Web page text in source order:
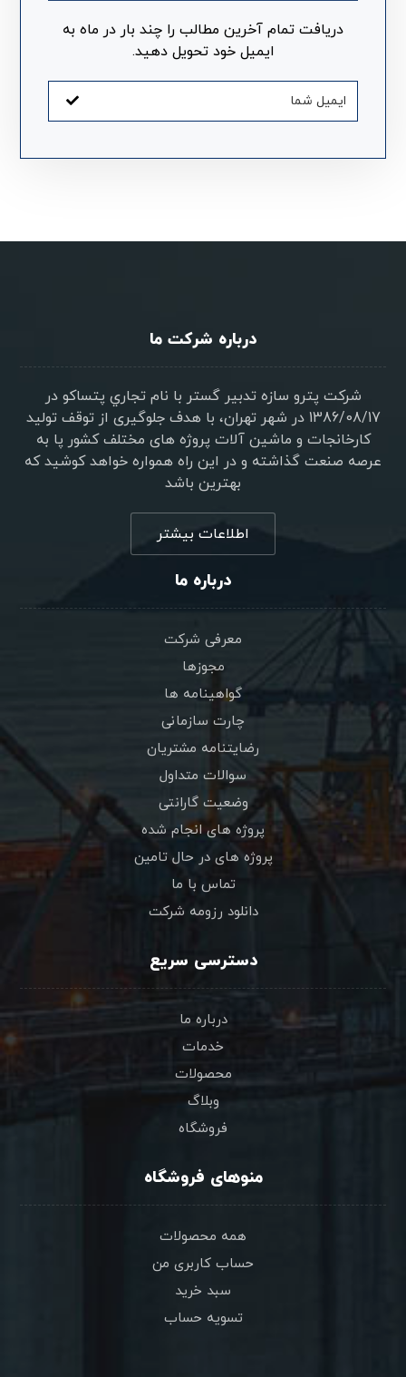
دریافت تمام آخرین مطالب را چند بار در ماه به
ایمیل خود تحویل دهید.
درباره شرکت ما
شرکت پترو سازه تدبير گستر با نام تجاري پتساکو در
1386/08/17 در شهر تهران، با هدف جلوگیری از توقف تولید
کارخانجات و ماشین آلات پروژه های مختلف کشور پا به
عرصه صنعت گذاشته و در این راه همواره خواهد کوشید که
بهترین باشد
اطلاعات بیشتر
درباره ما
معرفی شرکت
مجوزها
گواهینامه ها
چارت سازمانی
رضایتنامه مشتریان
سوالات متداول
وضعیت گارانتی
پروژه های انجام شده
پروژه های در حال تامین
تماس با ما
دانلود رزومه شرکت
دسترسی سریع
درباره ما
خدمات
محصولات
وبلاگ
فروشگاه
منوهای فروشگاه
همه محصولات
حساب کاربری من
سبد خرید
تسویه حساب